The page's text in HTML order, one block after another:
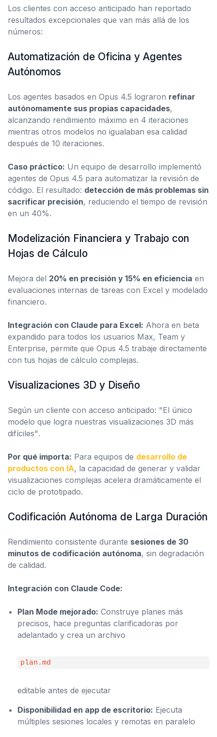
Los clientes con acceso anticipado han reportado
resultados excepcionales que van más allá de los
números:
Automatización de Oficina y Agentes
Autónomos
Los agentes basados en Opus 4.5 lograron refinar
autónomamente sus propias capacidades,
alcanzando rendimiento máximo en 4 iteraciones
mientras otros modelos no igualaban esa calidad
después de 10 iteraciones.
Caso práctico: Un equipo de desarrollo implementó
agentes de Opus 4.5 para automatizar la revisión de
código. El resultado: detección de más problemas sin
sacrificar precisión, reduciendo el tiempo de revisión
en un 40%.
Modelización Financiera y Trabajo con
Hojas de Cálculo
Mejora del 20% en precisión y 15% en eficiencia en
evaluaciones internas de tareas con Excel y modelado
financiero.
Integración con Claude para Excel: Ahora en beta
expandido para todos los usuarios Max, Team y
Enterprise, permite que Opus 4.5 trabaje directamente
con tus hojas de cálculo complejas.
Visualizaciones 3D y Diseño
Según un cliente con acceso anticipado: "El único
modelo que logra nuestras visualizaciones 3D más
difíciles".
Por qué importa: Para equipos de desarrollo de
productos con IA, la capacidad de generar y validar
visualizaciones complejas acelera dramáticamente el
ciclo de prototipado.
Codificación Autónoma de Larga Duración
Rendimiento consistente durante sesiones de 30
minutos de codificación autónoma, sin degradación
de calidad.
Integración con Claude Code:
Plan Mode mejorado: Construye planes más
precisos, hace preguntas clarificadoras por
adelantado y crea un archivo
plan.md
editable antes de ejecutar
Disponibilidad en app de escritorio: Ejecuta
múltiples sesiones locales y remotas en paralelo